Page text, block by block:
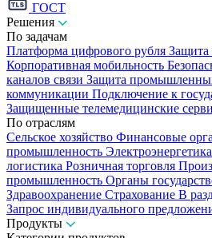
ГОСТ
Решения
По задачам
Платформа цифрового рубля Защита
Корпоративная мобильность
каналов связи Защита
коммуникации Подключение к
Защищенные телемедицинские
По отраслям
Сельское хозяйство Финансовые
промышленность Электроэнергетика
логистика Розничная торговля
промышленность Органы
Здравоохранение Страхование В
Запрос индивидуального
Продукты